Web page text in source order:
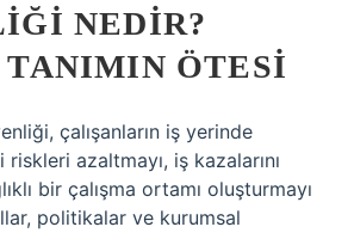
NEDIR?
ÖTESI
çalışanların iş yerinde
riskleri azaltmayı, iş kazalarını
bir çalışma ortamı oluşturmayı
politikalar ve kurumsal